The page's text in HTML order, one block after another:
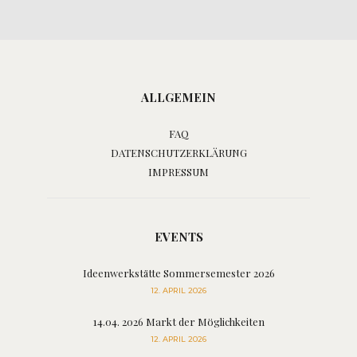
ALLGEMEIN
FAQ
DATENSCHUTZERKLÄRUNG
IMPRESSUM
EVENTS
Ideenwerkstätte Sommersemester 2026
12. APRIL 2026
14.04. 2026 Markt der Möglichkeiten
12. APRIL 2026